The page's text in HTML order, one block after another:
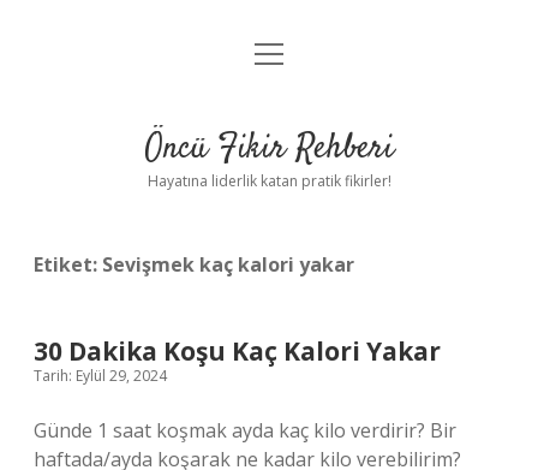
Anasayfa
Yasal Uyarı
menüyü
Öncü Fikir Rehberi
Hayatına liderlik katan pratik fikirler!
Etiket: Sevişmek kaç kalori yakar
30 Dakika Koşu Kaç Kalori Yakar
Tarih: Eylül 29, 2024
Günde 1 saat koşmak ayda kaç kilo verdirir? Bir
haftada/ayda koşarak ne kadar kilo verebilirim?